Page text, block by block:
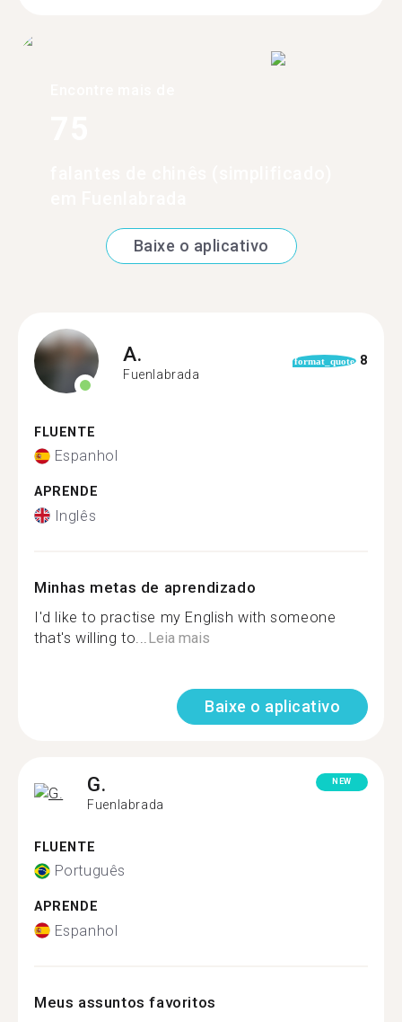
Baixe o aplicativo
A.
Fuenlabrada
format_quote 8
FLUENTE
Espanhol
APRENDE
Inglês
Minhas metas de aprendizado
I'd like to practise my English with someone
that's willing to... Leia mais
Baixe o aplicativo
G.
Fuenlabrada
NEW
FLUENTE
Português
APRENDE
Espanhol
Meus assuntos favoritos